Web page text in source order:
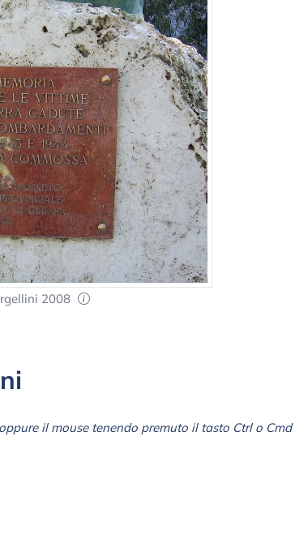
2008
il mouse tenendo premuto il tasto Ctrl o Cmd